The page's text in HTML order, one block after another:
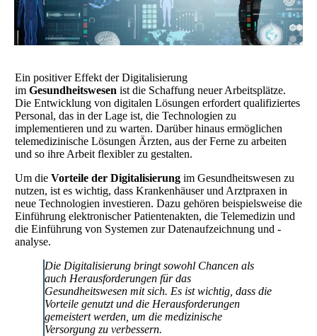
Ein positiver Effekt der Digitalisierung
im Gesundheitswesen ist die Schaffung neuer Arbeitsplätze.
Die Entwicklung von digitalen Lösungen erfordert qualifiziertes
Personal, das in der Lage ist, die Technologien zu
implementieren und zu warten. Darüber hinaus ermöglichen
telemedizinische Lösungen Ärzten, aus der Ferne zu arbeiten
und so ihre Arbeit flexibler zu gestalten.
Um die Vorteile der Digitalisierung im Gesundheitswesen zu
nutzen, ist es wichtig, dass Krankenhäuser und Arztpraxen in
neue Technologien investieren. Dazu gehören beispielsweise die
Einführung elektronischer Patientenakten, die Telemedizin und
die Einführung von Systemen zur Datenaufzeichnung und -
analyse.
Die Digitalisierung bringt sowohl Chancen als
auch Herausforderungen für das
Gesundheitswesen mit sich. Es ist wichtig, dass die
Vorteile genutzt und die Herausforderungen
gemeistert werden, um die medizinische
Versorgung zu verbessern.